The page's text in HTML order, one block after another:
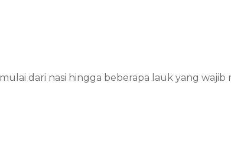
dari nasi hingga beberapa lauk yang wajib